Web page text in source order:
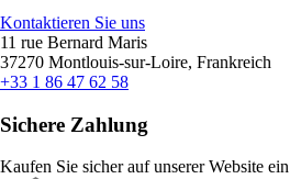
Kontaktieren Sie uns
11 rue Bernard Maris
37270 Montlouis-sur-Loire, Frankreich
+33 1 86 47 62 58
Sichere Zahlung
Kaufen Sie sicher auf unserer Website ein